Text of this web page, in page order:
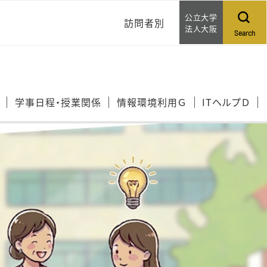
訪問者別
問い合わせる
相談する
WEB提案する
イベントカレンダー
公立大学
法人大阪
Search
学事日程・授業関係 情報環境利用Ｇ ITヘルプＤ